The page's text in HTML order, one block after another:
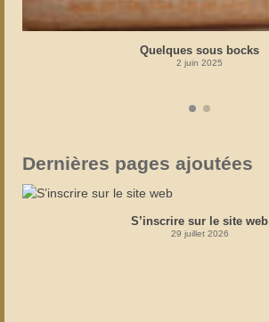
Quelques sous bocks
2 juin 2025
Dernières pages ajoutées
S’inscrire sur le site web
29 juillet 2026